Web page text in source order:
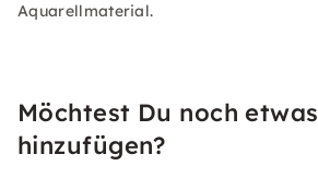
Aquarellmaterial.
Möchtest Du noch etwas
hinzufügen?